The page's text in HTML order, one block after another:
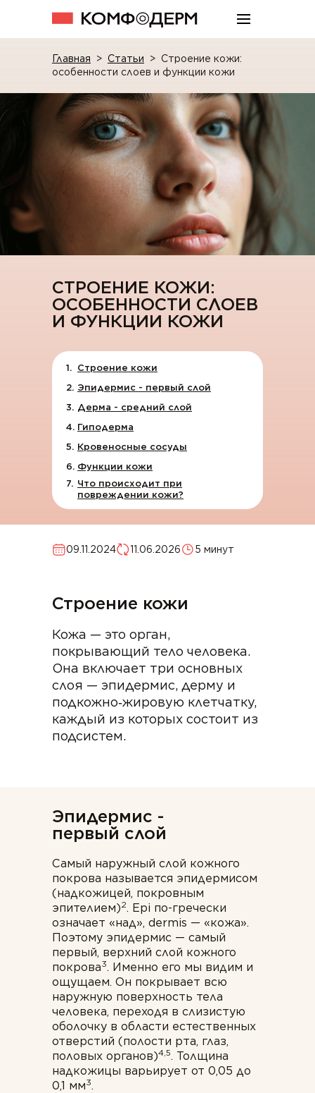
Главная > Статьи > Строение кожи:
особенности слоев и функции кожи
СТРОЕНИЕ КОЖИ:
ОСОБЕННОСТИ СЛОЕВ
И ФУНКЦИИ КОЖИ
Строение кожи
Эпидермис - первый слой
Дерма - средний слой
Гиподерма
Кровеносные сосуды
Функции кожи
Что происходит при
повреждении кожи?
09.11.2024 11.06.2026 5 минут
Строение кожи
Кожа — это орган,
покрывающий тело человека.
Она включает три основных
слоя — эпидермис, дерму и
подкожно‑жировую клетчатку,
каждый из которых состоит из
подсистем.
Эпидермис -
первый слой
Самый наружный слой кожного
покрова называется эпидермисом
(надкожицей, покровным
эпителием)2. Epi по-гречески
означает «над», dermis — «кожа».
Поэтому эпидермис — самый
первый, верхний слой кожного
покрова3. Именно его мы видим и
ощущаем. Он покрывает всю
наружную поверхность тела
человека, переходя в слизистую
оболочку в области естественных
отверстий (полости рта, глаз,
половых органов)4,5. Толщина
надкожицы варьирует от 0,05 до
0,1 мм3.